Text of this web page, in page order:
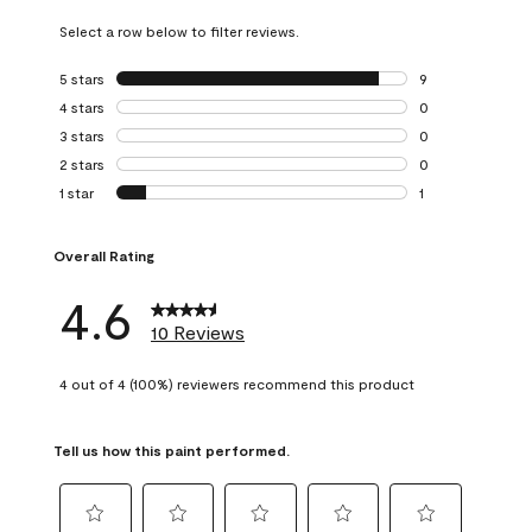
Select a row below to filter reviews.
5 stars stars
9
9 reviews with 5
4 stars stars
0
0 reviews with 4
3 stars stars
0
0 reviews with 3
2 stars stars
0
0 reviews with 2
1 star stars
1
Overall Rating
4.6 10 Reviews
4 out of 4 (100%) reviewers recommend this product
Tell us how this paint performed.